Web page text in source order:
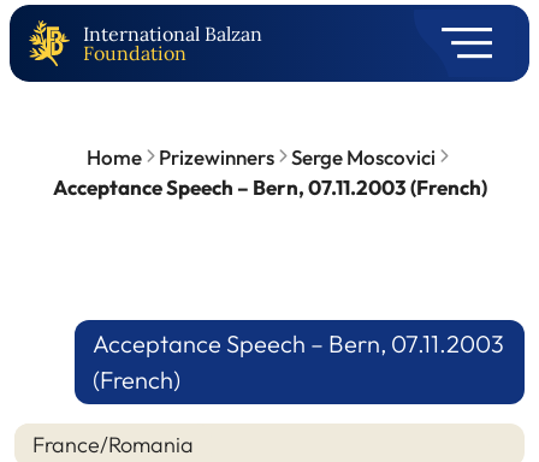
International Balzan
Foundation
Home Prizewinners
Serge Moscovici
Acceptance Speech – Bern, 07.11.2003 (French)
Acceptance Speech – Bern, 07.11.2003
(French)
France/Romania